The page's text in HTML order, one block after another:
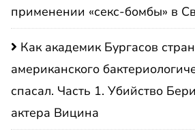
применении «секс-бомбы» в
Как академик Бургасов
американского
спасал. Часть 1. Убийство
актера Вицина